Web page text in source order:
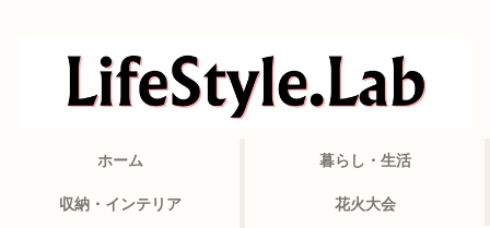
ホーム 暮らし・生活
収納・インテリア 花火大会